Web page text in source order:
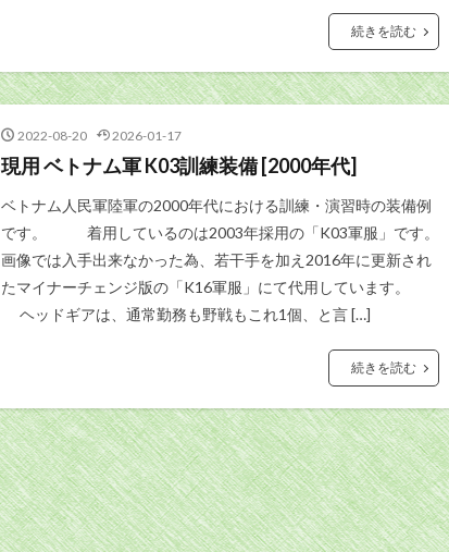
続きを読む
2022-08-20 2026-01-17
現用 ベトナム軍 K03訓練装備 [2000年代]
ベトナム人民軍陸軍の2000年代における訓練・演習時の装備例
です。 着用しているのは2003年採用の「K03軍服」です。
画像では入手出来なかった為、若干手を加え2016年に更新され
たマイナーチェンジ版の「K16軍服」にて代用しています。
ヘッドギアは、通常勤務も野戦もこれ1個、と言 […]
続きを読む